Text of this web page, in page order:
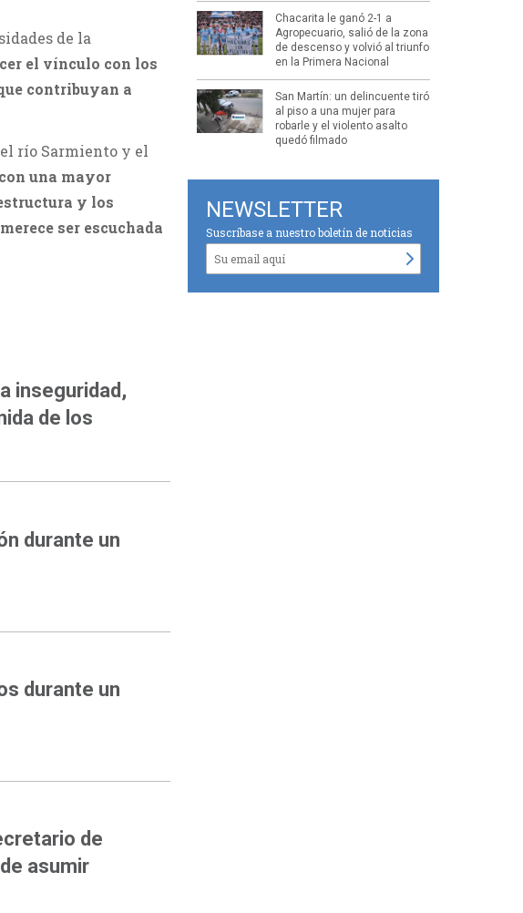
de la
el vínculo con los
contribuyan a
río Sarmiento y el
una mayor
y los
ser escuchada
inseguridad,
de los
durante un
durante un
de
asumir
Chacarita le ganó 2-1 a
Agropecuario, salió de la zona
de descenso y volvió al triunfo
en la Primera Nacional
San Martín: un delincuente tiró
al piso a una mujer para
robarle y el violento asalto
quedó filmado
NEWSLETTER
Suscríbase a nuestro boletín de noticias